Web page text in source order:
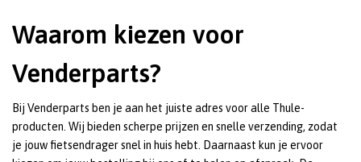
Waarom kiezen voor
Venderparts?
Bij Venderparts ben je aan het juiste adres voor alle Thule-
producten. Wij bieden scherpe prijzen en snelle verzending, zodat
je jouw fietsendrager snel in huis hebt. Daarnaast kun je ervoor